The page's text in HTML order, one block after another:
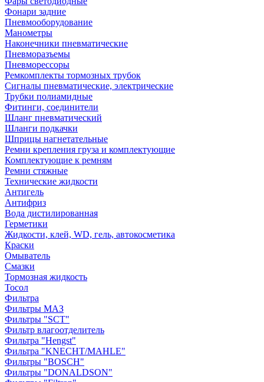
Фонари задние
Пневмооборудование
Манометры
Наконечники пневматические
Пневморазъемы
Пневморессоры
Ремкомплекты тормозных трубок
Сигналы пневматические, электрические
Трубки полиамидные
Фитинги, соединители
Шланг пневматический
Шланги подкачки
Шприцы нагнетательные
Ремни крепления груза и комплектующие
Комплектующие к ремням
Ремни стяжные
Технические жидкости
Антигель
Антифриз
Вода дистилированная
Герметики
Жидкости, клей, WD, гель, автокосметика
Краски
Омыватель
Смазки
Тормозная жидкость
Тосол
Фильтра
Фильтры МАЗ
Фильтры "SCT"
Фильтр влагоотделитель
Фильтра "Hengst"
Фильтра "KNECHT/MAHLE"
Фильтры "BOSCH"
Фильтры "DONALDSON"